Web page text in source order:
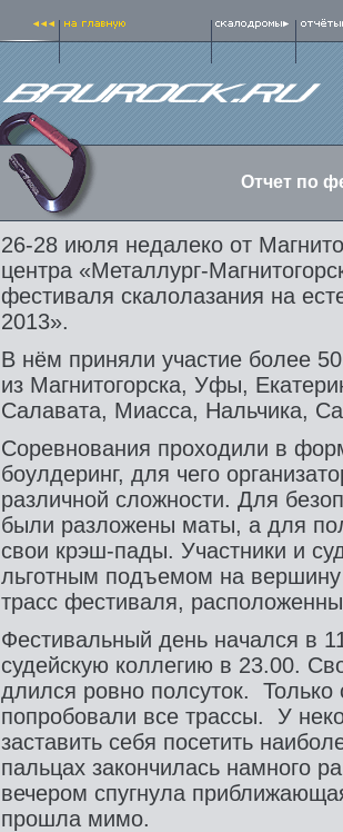
Отчет по
26-28 июля недалеко от
центра «Металлург-
фестиваля скалолазания на
2013».
В нём приняли участие более
из Магнитогорска, Уфы,
Салавата, Миасса, Нальчика,
Соревнования проходили в
боулдеринг, для чего
различной сложности. Для
были разложены маты, а для
свои крэш-пады. Участники и
льготным подъемом на вершину
трасс фестиваля,
Фестивальный день начался в
судейскую коллегию в 23.00.
длился ровно полсуток.
попробовали все трассы. У
заставить себя посетить
пальцах закончилась намного
вечером спугнула
прошла мимо.